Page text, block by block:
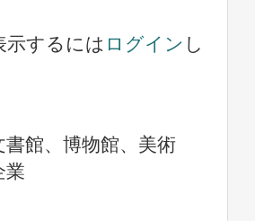
示するには ログイン し
書館、博物館、美術
業